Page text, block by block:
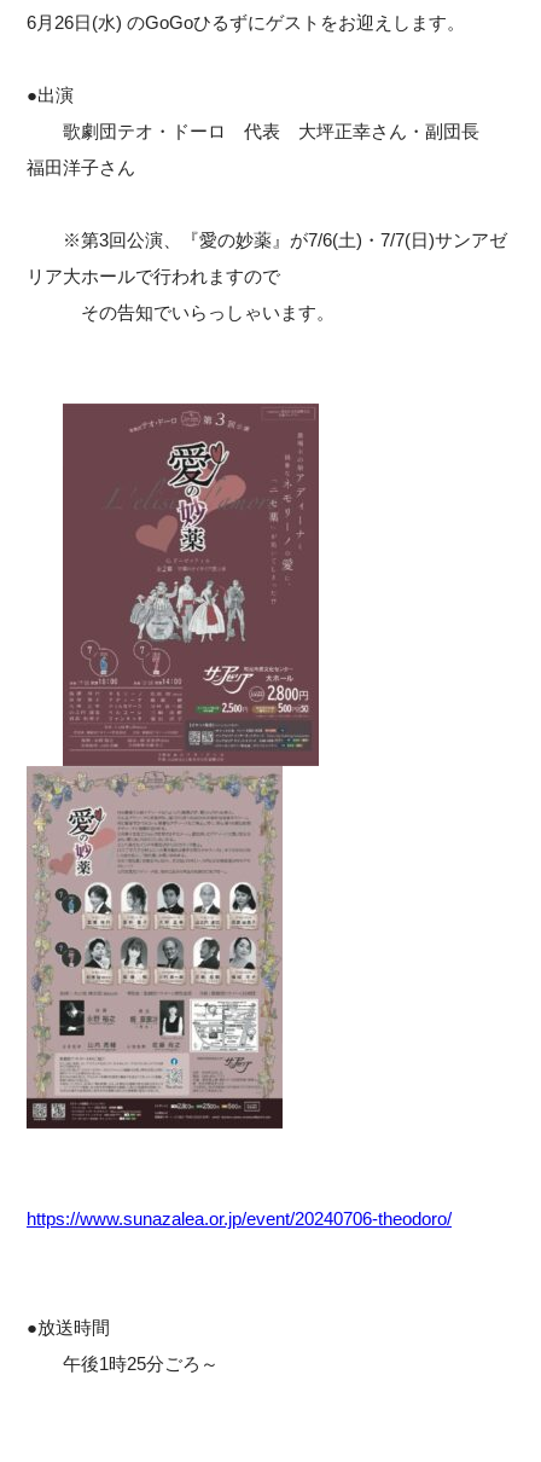
6月26日(水) のGoGoひるずにゲストをお迎えします。
●出演
歌劇団テオ・ドーロ 代表 大坪正幸さん・副団長
福田洋子さん
※第3回公演、『愛の妙薬』が7/6(土)・7/7(日)サンアゼ
リア大ホールで行われますので
その告知でいらっしゃいます。
https://www.sunazalea.or.jp/event/20240706-theodoro/
●放送時間
午後1時25分ごろ～